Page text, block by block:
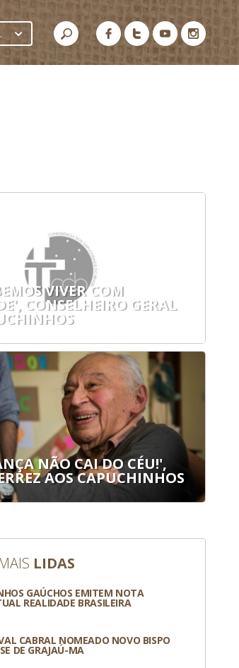
Jesus
VIVER COM
CONSELHEIRO GERAL
NÃO CAI DO CÉU!',
AOS CAPUCHINHOS
LIDAS
GAÚCHOS EMITEM NOTA
REALIDADE BRASILEIRA
CABRAL NOMEADO NOVO BISPO
DE GRAJAÚ-MA